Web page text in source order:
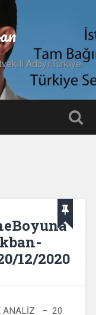
Adayı Türkiye
12/2020
ANALİZ – 20